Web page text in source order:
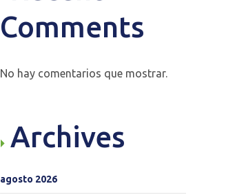
Comments
No hay comentarios que mostrar.
Archives
agosto 2026